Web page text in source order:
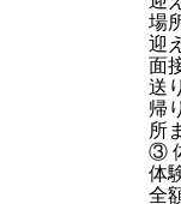
場
迎
面
送
帰
所
③
体
全